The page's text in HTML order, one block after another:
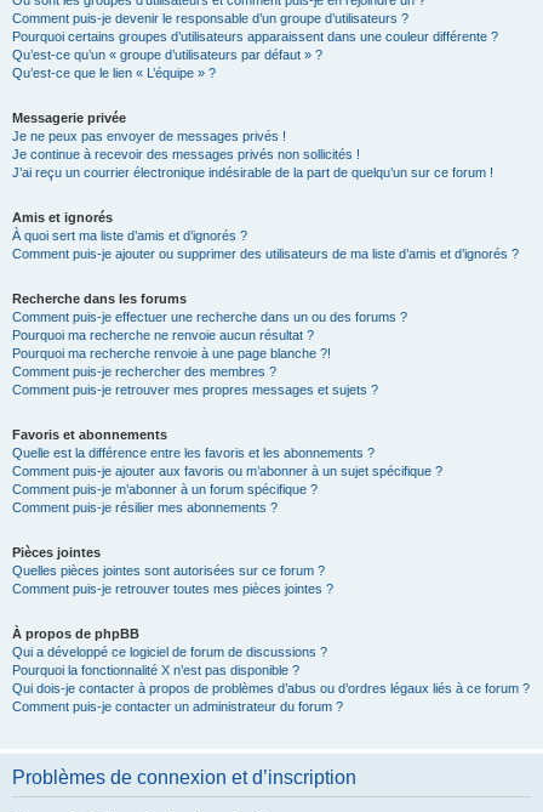
Comment puis-je devenir le responsable d’un groupe d’utilisateurs ?
Pourquoi certains groupes d’utilisateurs apparaissent dans une couleur différente ?
Qu’est-ce qu’un « groupe d’utilisateurs par défaut » ?
Qu’est-ce que le lien « L’équipe » ?
Messagerie privée
Je ne peux pas envoyer de messages privés !
Je continue à recevoir des messages privés non sollicités !
J’ai reçu un courrier électronique indésirable de la part de quelqu’un sur ce forum !
Amis et ignorés
À quoi sert ma liste d’amis et d’ignorés ?
Comment puis-je ajouter ou supprimer des utilisateurs de ma liste d’amis et d’ignorés ?
Recherche dans les forums
Comment puis-je effectuer une recherche dans un ou des forums ?
Pourquoi ma recherche ne renvoie aucun résultat ?
Pourquoi ma recherche renvoie à une page blanche ?!
Comment puis-je rechercher des membres ?
Comment puis-je retrouver mes propres messages et sujets ?
Favoris et abonnements
Quelle est la différence entre les favoris et les abonnements ?
Comment puis-je ajouter aux favoris ou m’abonner à un sujet spécifique ?
Comment puis-je m’abonner à un forum spécifique ?
Comment puis-je résilier mes abonnements ?
Pièces jointes
Quelles pièces jointes sont autorisées sur ce forum ?
Comment puis-je retrouver toutes mes pièces jointes ?
À propos de phpBB
Qui a développé ce logiciel de forum de discussions ?
Pourquoi la fonctionnalité X n’est pas disponible ?
Qui dois-je contacter à propos de problèmes d’abus ou d’ordres légaux liés à ce forum ?
Comment puis-je contacter un administrateur du forum ?
Problèmes de connexion et d’inscription